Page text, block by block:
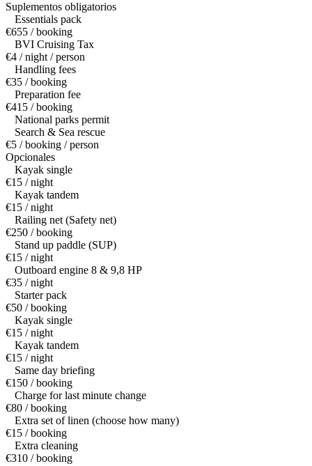
Suplementos obligatorios
Essentials pack
€655 / booking
BVI Cruising Tax
€4 / night / person
Handling fees
€35 / booking
Preparation fee
€415 / booking
National parks permit
Search & Sea rescue
€5 / booking / person
Opcionales
Kayak single
€15 / night
Kayak tandem
€15 / night
Railing net (Safety net)
€250 / booking
Stand up paddle (SUP)
€15 / night
Outboard engine 8 & 9,8 HP
€35 / night
Starter pack
€50 / booking
Kayak single
€15 / night
Kayak tandem
€15 / night
Same day briefing
€150 / booking
Charge for last minute change
€80 / booking
Extra set of linen (choose how many)
€15 / booking
Extra cleaning
€310 / booking